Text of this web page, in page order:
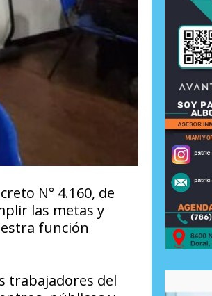
N° 4.160, de
las metas y
función
trabajadores del